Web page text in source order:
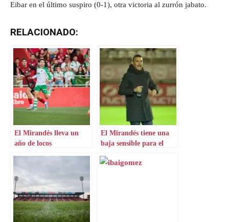
Eibar en el último suspiro (0-1), otra victoria al zurrón jabato.
RELACIONADO:
El Mirandés lleva un
año de locos
El Mirandés tiene una
baja sensible para el